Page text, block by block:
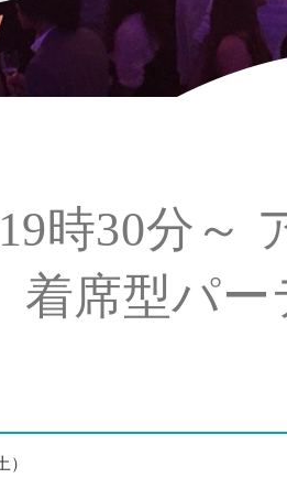
時30分
着席型パ
）